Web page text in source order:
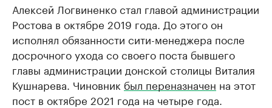
Алексей Логвиненко стал главой администрации
Ростова в октябре 2019 года. До этого он
исполнял обязанности сити-менеджера после
досрочного ухода со своего поста бывшего
главы администрации донской столицы Виталия
Кушнарева. Чиновник был переназначен на этот
пост в октябре 2021 года на четыре года.